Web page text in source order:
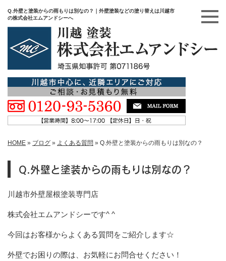
Q.外壁と塗装からの雨もりは別なの？｜外壁塗装などの塗り替えは川越市
の株式会社エムアンドシーへ
HOME » ブログ » よくある質問 » Q.外壁と塗装からの雨もりは別なの？
Q.外壁と塗装からの雨もりは別なの？
川越市外壁屋根塗装専門店
株式会社エムアンドシーです^ ^
今回はお客様からよくある質問をご紹介します☆
外壁でお困りの際は、お気軽にお問合せください！